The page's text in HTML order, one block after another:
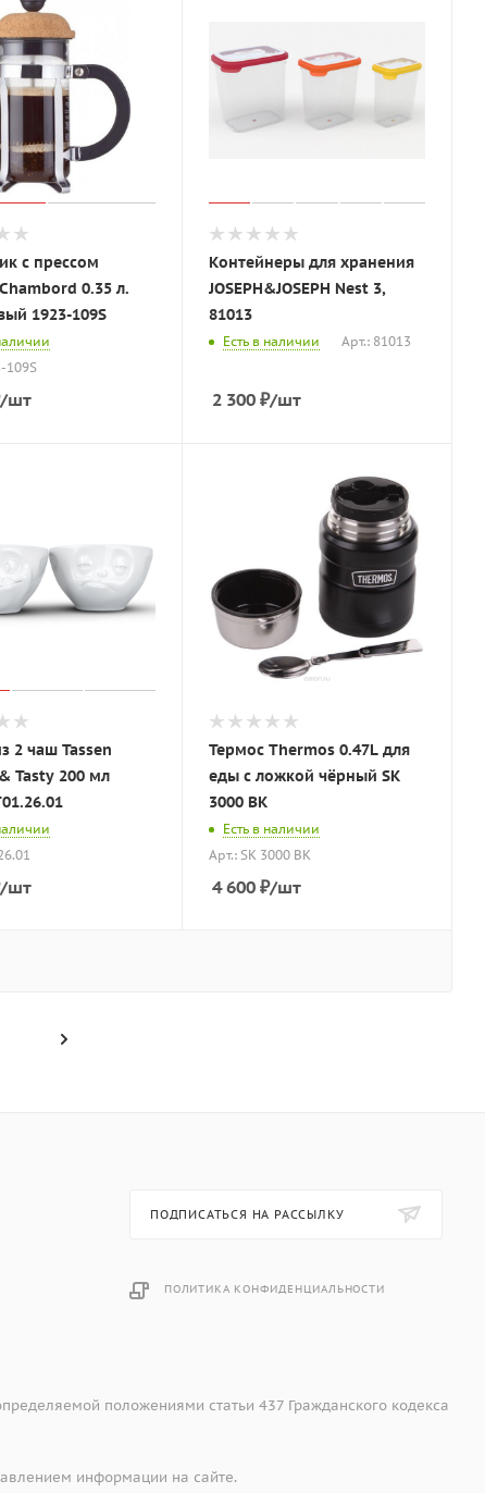
с прессом
0.35 л.
1923-109S
109S
/шт
Контейнеры для хранения
JOSEPH&JOSEPH Nest 3,
81013
Есть в наличии Арт.: 81013
2 300₽/шт
2 чаш Tassen
Tasty 200 мл
/шт
Термос Thermos 0.47L для
еды с ложкой чёрный SK
3000 BK
Есть в наличии
Арт.: SK 3000 BK
4 600₽/шт
ПОДПИСАТЬСЯ НА РАССЫЛКУ
ПОЛИТИКА КОНФИДЕНЦИАЛЬНОСТИ
положениями статьи 437 Гражданского кодекса
информации на сайте.